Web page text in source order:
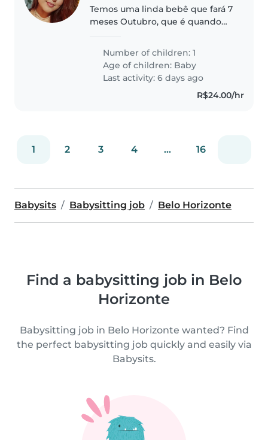
Temos uma linda bebê que fará 7
meses Outubro, que é quando
Precisamos de alguém que ame
bebês, seja paciente, alegre,
amorosa, pois estará com o nosso
maior..
Number of children: 1
Age of children: Baby
Last activity: 6 days ago
R$24.00/hr
1 2 3 4 ... 16
Babysits Babysitting job Belo Horizonte
Find a babysitting job in Belo
Horizonte
Babysitting job in Belo Horizonte wanted? Find
the perfect babysitting job quickly and easily via
Babysits.